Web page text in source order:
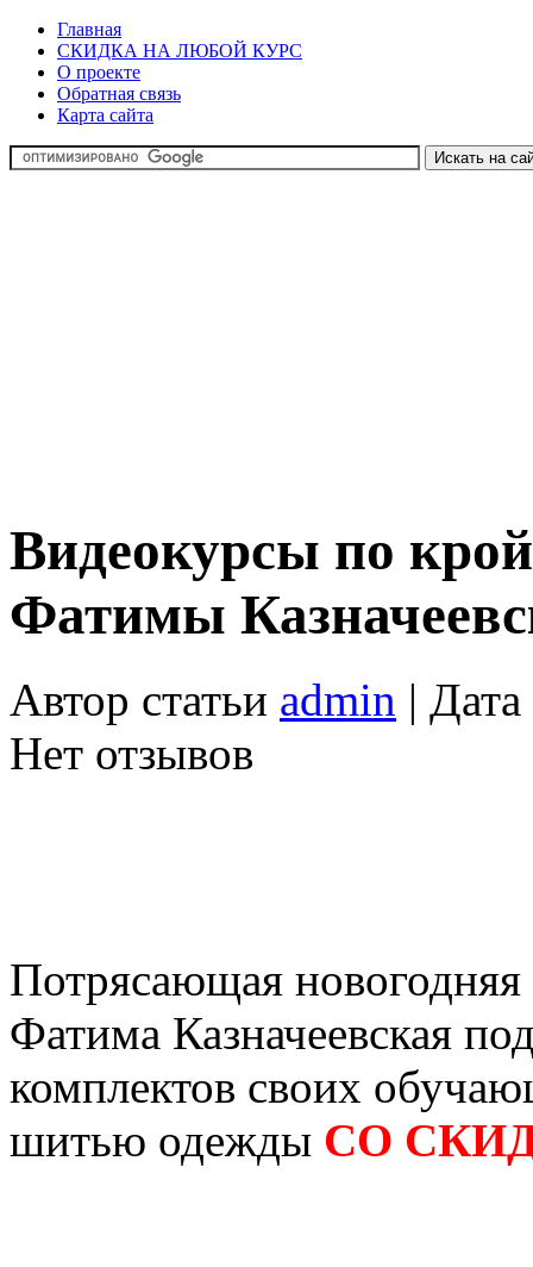
Главная
СКИДКА НА ЛЮБОЙ КУРС
О проекте
Обратная связь
Карта сайта
Видеокурсы по
Фатимы
Автор статьи admin |
Нет отзывов
Потрясающая
Фатима Казначеевская
комплектов своих
шитью одежды СО